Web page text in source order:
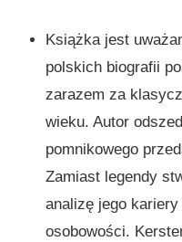
Książka jest
polskich biografii
zarazem za
wieku. Autor
pomnikowego
Zamiast legendy
analizę jego
osobowości.